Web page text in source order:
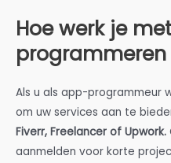
Hoe werk je
Als u als app-programmeur
om uw services aan te
Fiverr, Freelancer of Upwork.
aanmelden voor korte